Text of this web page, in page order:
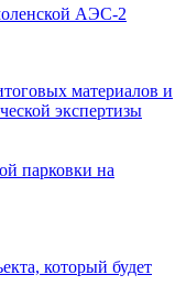
АЭС-2
материалов и
экспертизы
парковки на
который будет